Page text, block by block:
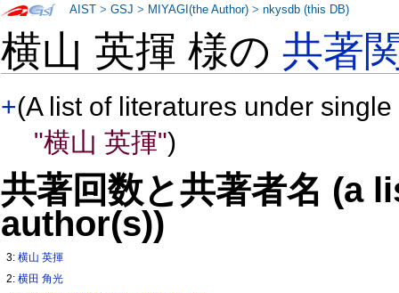
横山 英揮 様の共著
+(A list of literatures under
"横山 英揮")
共著回数と共著者名 (a
author(s))
3:横山 英揮
2:横田 角光
AIST >GSJ > MIYAGI(the Author) >nkysdb (this DB)